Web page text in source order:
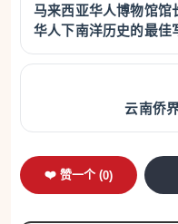
马来西亚华人博物馆馆
华人下南洋历史的最佳
云南侨
❤️ 赞一个 (0)